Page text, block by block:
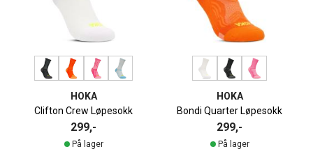
HOKA
Clifton Crew Løpesokk
299,-
På lager
HOKA
Bondi Quarter Løpesokk
299,-
På lager